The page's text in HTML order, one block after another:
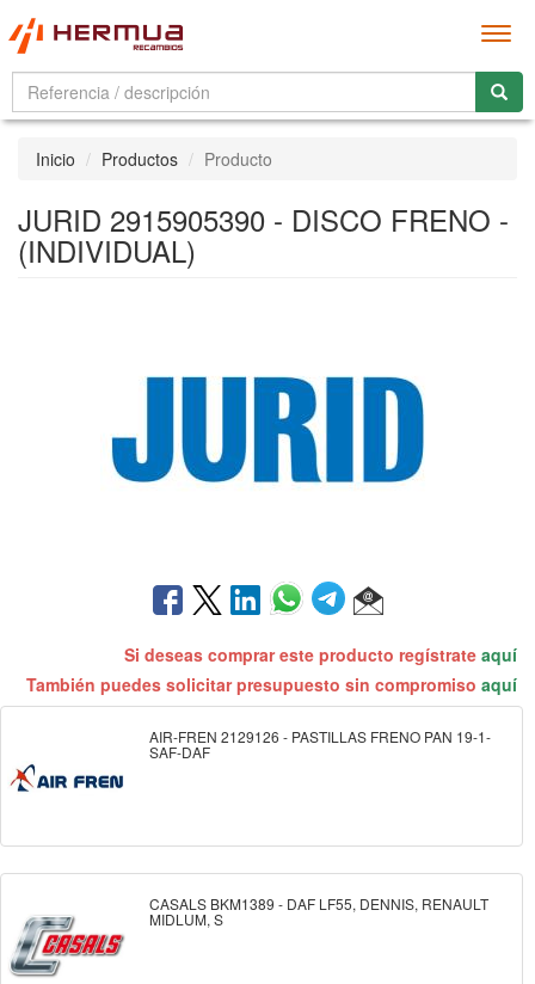
Inicio Productos Producto
JURID 2915905390 - DISCO FRENO -
(INDIVIDUAL)
Si deseas comprar este producto regístrate aquí
También puedes solicitar presupuesto sin compromiso aquí
AIR-FREN 2129126 - PASTILLAS FRENO PAN 19-1-
SAF-DAF
CASALS BKM1389 - DAF LF55, DENNIS, RENAULT
MIDLUM, S